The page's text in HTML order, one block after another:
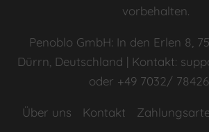
vorbehalten.
Penoblo GmbH: In den Erlen 8,
Dürrn, Deutschland | Kontakt:
oder +49 7032/
Über uns Kontakt